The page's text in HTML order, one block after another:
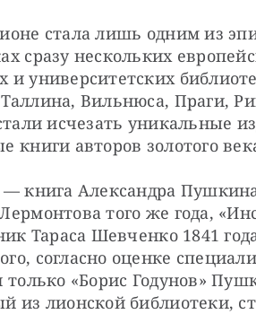
стала лишь одним из
сразу нескольких
и университетских
Вильнюса, Праги,
исчезать уникальные
книги авторов золотого
книга Александра
того же года,
Тараса Шевченко 1841
согласно оценке
только «Борис Годунов»
из лионской библиотеки,